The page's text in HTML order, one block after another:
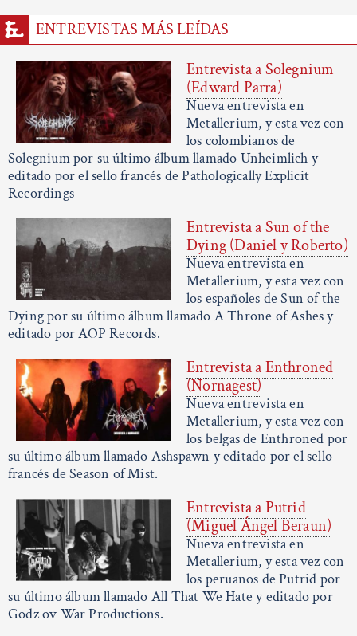
ENTREVISTAS MÁS LEÍDAS
Entrevista a Solegnium
(Edward Parra)
Nueva entrevista en
Metallerium, y esta vez con
los colombianos de
Solegnium por su último álbum llamado Unheimlich y
editado por el sello francés de Pathologically Explicit
Recordings
Entrevista a Sun of the
Dying (Daniel y Roberto)
Nueva entrevista en
Metallerium, y esta vez con
los españoles de Sun of the
Dying por su último álbum llamado A Throne of Ashes y
editado por AOP Records.
Entrevista a Enthroned
(Nornagest)
Nueva entrevista en
Metallerium, y esta vez con
los belgas de Enthroned por
su último álbum llamado Ashspawn y editado por el sello
francés de Season of Mist.
Entrevista a Putrid
(Miguel Ángel Beraun)
Nueva entrevista en
Metallerium, y esta vez con
los peruanos de Putrid por
su último álbum llamado All That We Hate y editado por
Godz ov War Productions.